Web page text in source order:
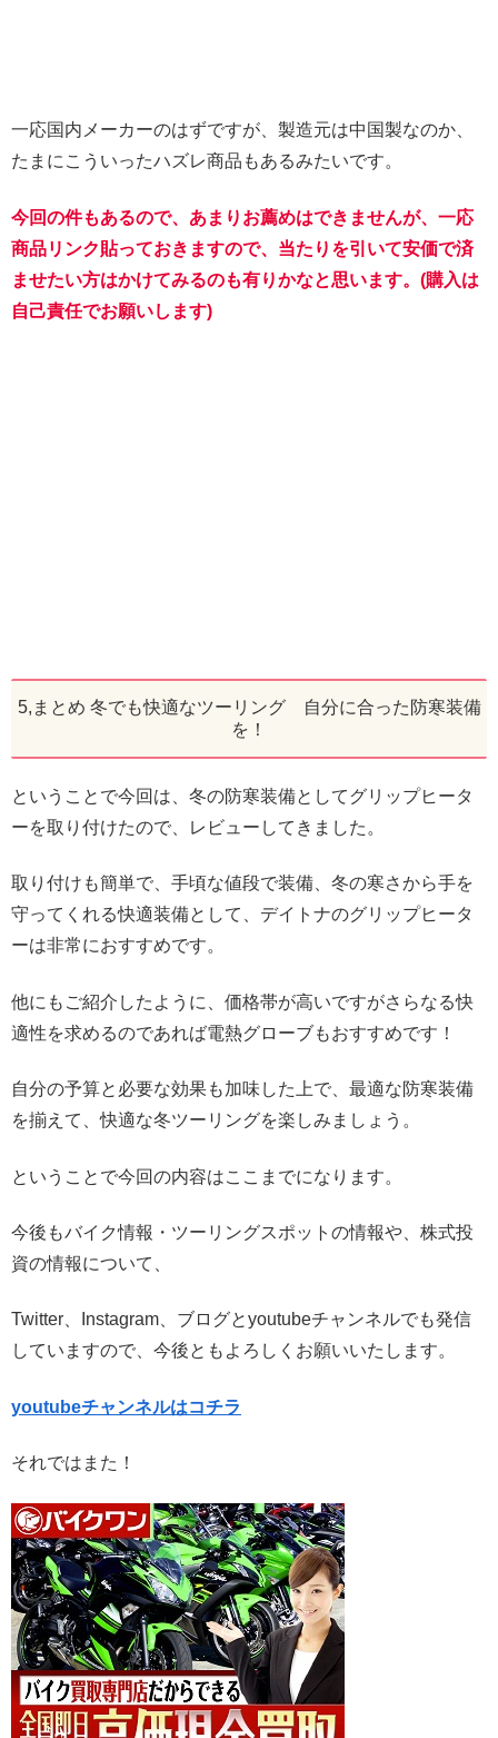
一応国内メーカーのはずですが、製造元は中国製なのか、
たまにこういったハズレ商品もあるみたいです。
今回の件もあるので、あまりお薦めはできませんが、一応
商品リンク貼っておきますので、当たりを引いて安価で済
ませたい方はかけてみるのも有りかなと思います。(購入は
自己責任でお願いします)
5,まとめ 冬でも快適なツーリング 自分に合った防寒装備
を！
ということで今回は、冬の防寒装備としてグリップヒータ
ーを取り付けたので、レビューしてきました。
取り付けも簡単で、手頃な値段で装備、冬の寒さから手を
守ってくれる快適装備として、デイトナのグリップヒータ
ーは非常におすすめです。
他にもご紹介したように、価格帯が高いですがさらなる快
適性を求めるのであれば電熱グローブもおすすめです！
自分の予算と必要な効果も加味した上で、最適な防寒装備
を揃えて、快適な冬ツーリングを楽しみましょう。
ということで今回の内容はここまでになります。
今後もバイク情報・ツーリングスポットの情報や、株式投
資の情報について、
Twitter、Instagram、ブログとyoutubeチャンネルでも発信
していますので、今後ともよろしくお願いいたします。
youtubeチャンネルはコチラ
それではまた！